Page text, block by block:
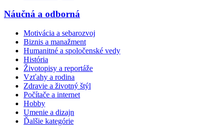
Náučná a odborná
Motivácia a sebarozvoj
Biznis a manažment
Humanitné a spoločenské vedy
História
Životopisy a reportáže
Vzťahy a rodina
Zdravie a životný štýl
Počítače a internet
Hobby
Umenie a dizajn
Ďalšie kategórie